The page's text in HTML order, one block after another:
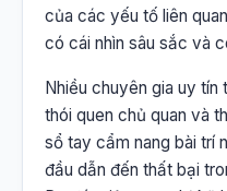
của các yếu tố liên
có cái nhìn sâu sắc và
Nhiều chuyên gia uy tín
thói quen chủ quan và
sổ tay cẩm nang bài trí
đầu dẫn đến thất bại